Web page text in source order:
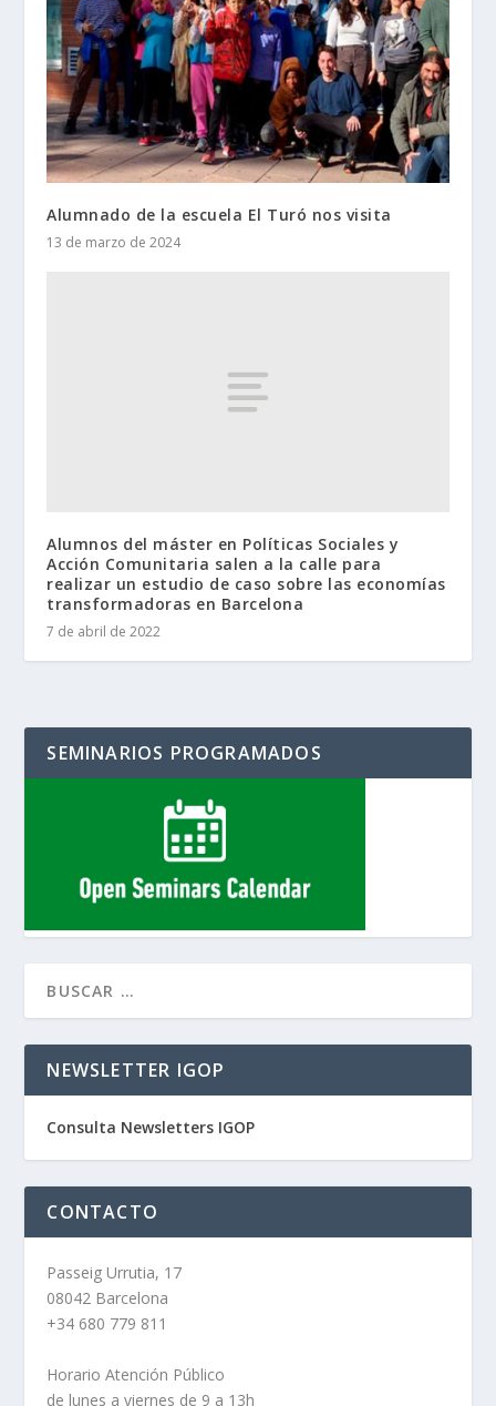
Alumnado de la escuela El Turó nos visita
13 de marzo de 2024
Alumnos del máster en Políticas Sociales y
Acción Comunitaria salen a la calle para
realizar un estudio de caso sobre las economías
transformadoras en Barcelona
7 de abril de 2022
SEMINARIOS PROGRAMADOS
NEWSLETTER IGOP
Consulta Newsletters IGOP
CONTACTO
Passeig Urrutia, 17
08042 Barcelona
+34 680 779 811
Horario Atención Público
de lunes a viernes de 9 a 13h